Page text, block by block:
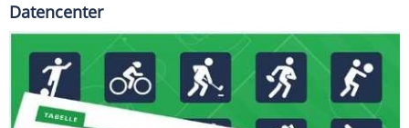
Datencenter